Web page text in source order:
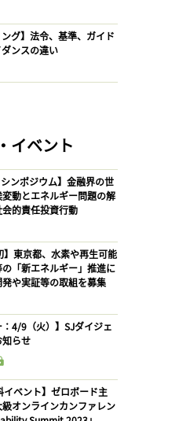
ング】法令、基準、ガイド
ンスの違い
イベント
シンポジウム】金融界の世
動とエネルギー問題の解
的責任投資行動
】東京都、水素や再生可能
「新エネルギー」推進に
や実証等の取組を募集
：4/9（火）】SJダイジェ
らせ
イベント】ゼロボード主
オンラインカンファレン